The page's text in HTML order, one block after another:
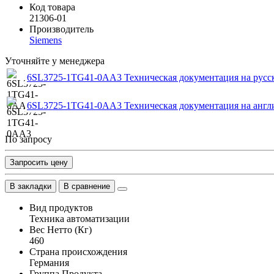
Код товара
21306-01
Производитель
Siemens
Уточняйте у менеджера
6SL3725-1TG41-0AA3 Техническая документация на
6SL3725-1TG41-0AA3 Техническая документация на
По запросу
Запросить цену
В закладки В сравнение
Вид продуктов
Техника автоматизации
Вес Нетто (Кг)
460
Страна происхождения
Германия